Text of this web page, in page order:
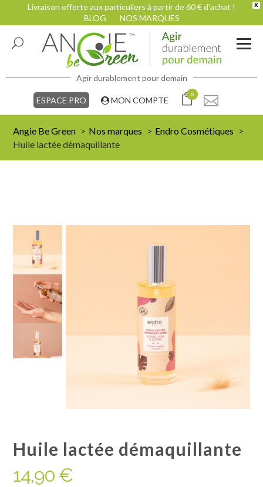
X
Livraison offerte aux particuliers à partir de 60 € d'achat !
BLOG
NOS MARQUES
Agir durablement pour demain
ESPACE PRO MON COMPTE
0
Angie Be Green Nos marques
Endro Cosmétiques
Huile lactée démaquillante
Huile lactée démaquillante
14,90€